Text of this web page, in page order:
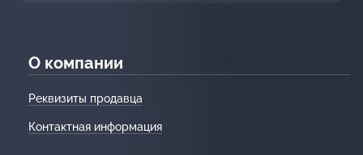
О компании
Реквизиты продавца
Контактная информация